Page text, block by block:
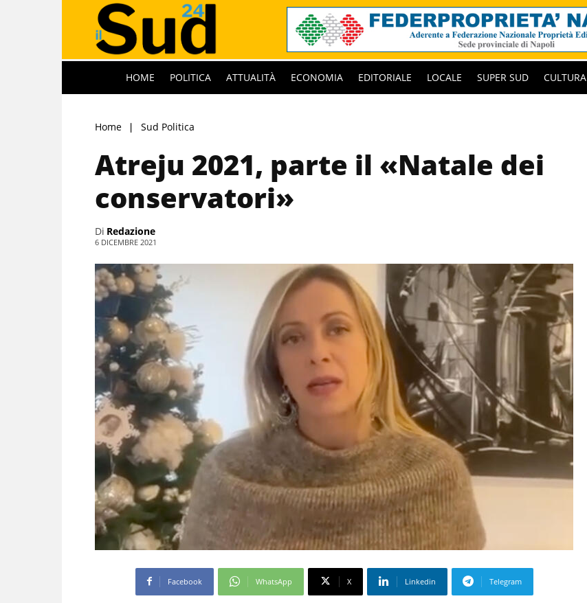
HOME POLITICA ATTUALITÀ ECONOMIA EDITORIALE LOCALE SUPER SUD CULTURA
Home Sud Politica
Atreju 2021, parte il «Natale dei
conservatori»
Di Redazione
6 DICEMBRE 2021
Facebook WhatsApp X Linkedin Telegram